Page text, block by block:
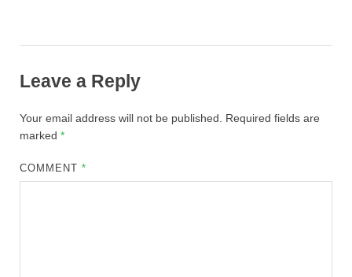
Leave a Reply
Your email address will not be published.
Required fields are
marked *
COMMENT*